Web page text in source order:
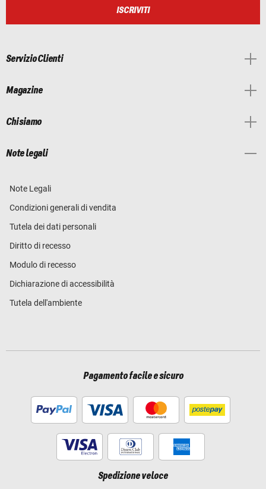
ISCRIVITI
Servizio Clienti
Magazine
Chi siamo
Note legali
Note Legali
Condizioni generali di vendita
Tutela dei dati personali
Diritto di recesso
Modulo di recesso
Dichiarazione di accessibilità
Tutela dell'ambiente
Pagamento facile e sicuro
Spedizione veloce